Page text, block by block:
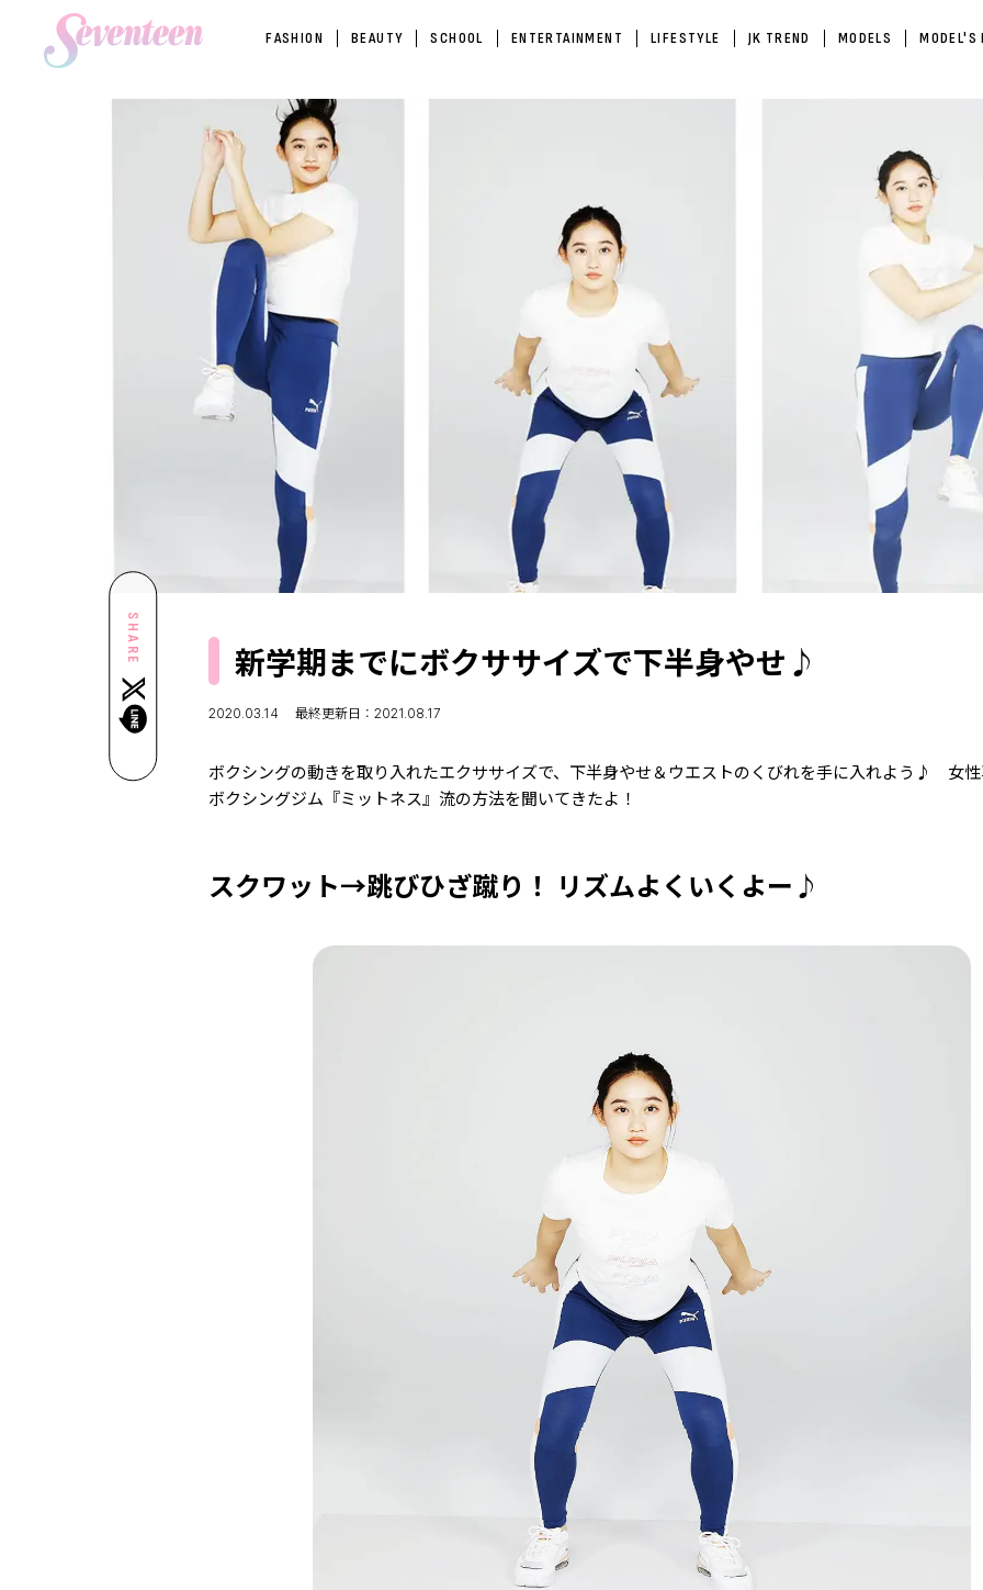
FASHION BEAUTY SCHOOL ENTERTAINMENT LIFESTYLE JK TREND MODELS MODEL'S
SHARE 新学期までにボクササイズで下半身やせ♪
2020.03.14 最終更新日：2021.08.17
ボクシングの動きを取り入れたエクササイズで、下半身やせ＆ウエストのくびれを手に入れよう♪ 女性
ボクシングジム『ミットネス』流の方法を聞いてきたよ！
スクワット→跳びひざ蹴り！ リズムよくいくよー♪